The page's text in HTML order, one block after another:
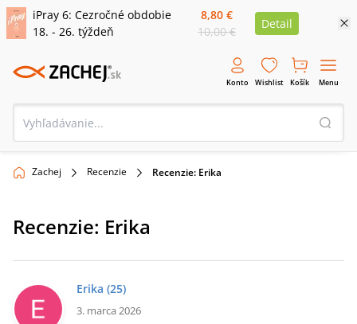
iPray 6: Cezročné obdobie
18. - 26. týždeň
8,80 €
10,00 €
Detail
Konto Wishlist Košík Menu
Zachej Recenzie Recenzie: Erika
Recenzie: Erika
Erika (25)
3. marca 2026